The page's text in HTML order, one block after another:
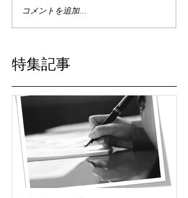
コメントを追加…
特集記事